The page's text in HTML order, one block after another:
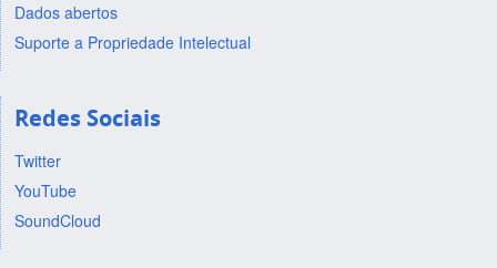
Dados abertos
Suporte a Propriedade Intelectual
Redes Sociais
Twitter
YouTube
SoundCloud